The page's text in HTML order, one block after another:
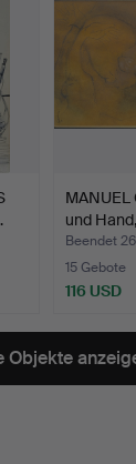
MANUEL
und
Beendet
15 Gebote
116 USD
Objekte